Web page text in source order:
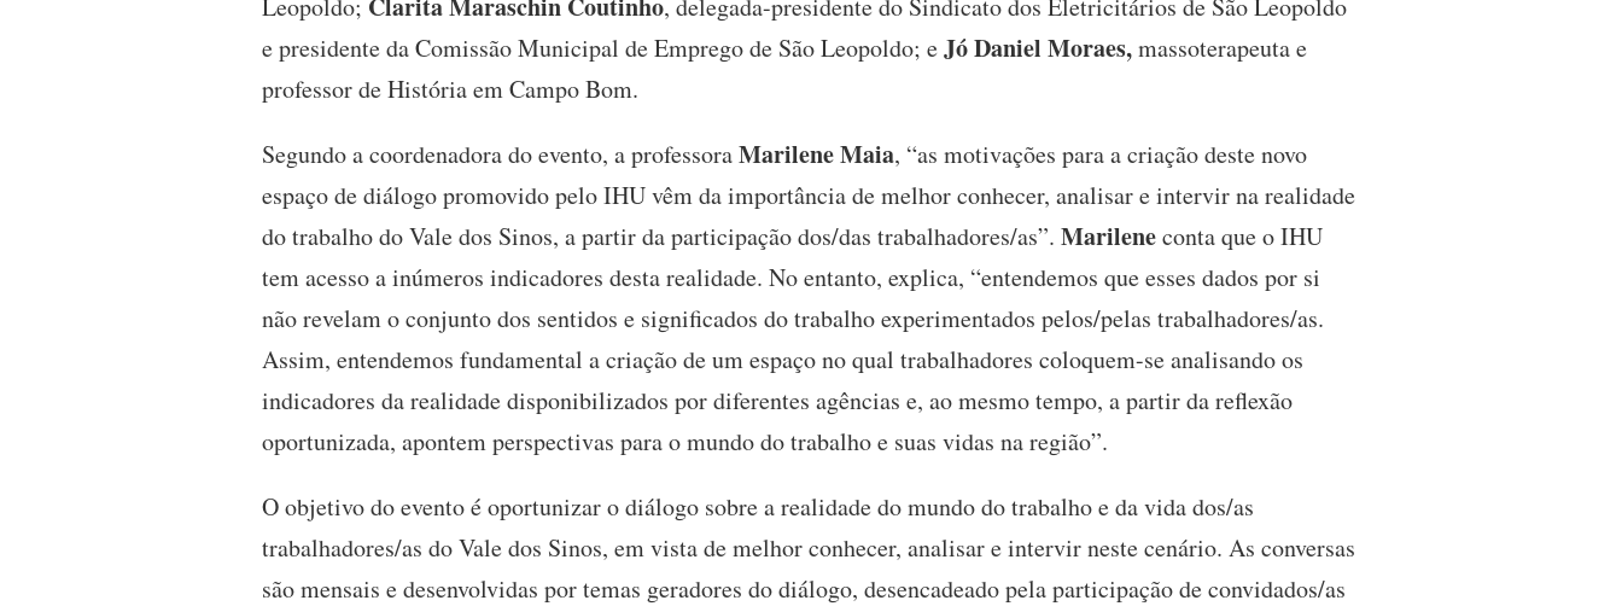
Leopoldo;
, delegada-presidente do Sindicato dos Eletricitários de São Leopoldo
e presidente da Comissão Municipal de Emprego de São Leopoldo; eJó Daniel Moraes,massoterapeuta e
professor de História em Campo Bom.
Segundo a coordenadora do evento, a professoraMarilene Maia, “as motivações para a criação deste novo
espaço de diálogo promovido pelo IHU vêm da importância de melhor conhecer, analisar e intervir na realidade
do trabalho do Vale dos Sinos, a partir da participação dos/das trabalhadores/as”. Marileneconta que o IHU
tem acesso a inúmeros indicadores desta realidade. No entanto, explica, “entendemos que esses dados por si
não revelam o conjunto dos sentidos e significados do trabalho experimentados pelos/pelas trabalhadores/as.
Assim, entendemos fundamental a criação de um espaço no qual trabalhadores coloquem-se analisando os
indicadores da realidade disponibilizados por diferentes agências e, ao mesmo tempo, a partir da reflexão
oportunizada, apontem perspectivas para o mundo do trabalho e suas vidas na região”.
O objetivo do evento é oportunizar o diálogo sobre a realidade do mundo do trabalho e da vida dos/as
trabalhadores/as do Vale dos Sinos, em vista de melhor conhecer, analisar e intervir neste cenário. As conversas
são mensais e desenvolvidas por temas geradores do diálogo, desencadeado pela participação de convidados/as